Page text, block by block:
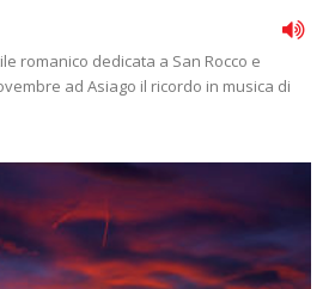
romanico dedicata a San Rocco e
ad Asiago il ricordo in musica di